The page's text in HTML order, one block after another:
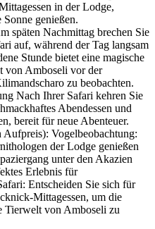
in der Lodge,
genießen.
späten Nachmittag brechen Sie
auf, während der Tag langsam
Stunde bietet eine magische
von Amboseli vor der
zu beobachten.
Nach Ihrer Safari kehren Sie
Abendessen und
bereit für neue Abenteuer.
Vogelbeobachtung:
der Lodge genießen
unter den Akazien
Erlebnis für
Entscheiden Sie sich für
Mittagessen, um die
Tierwelt von Amboseli zu